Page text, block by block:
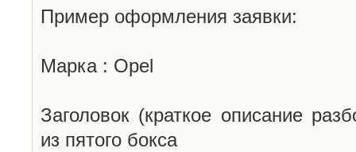
Пример оформления заявки:
Марка : Opel
Заголовок (краткое описание
из пятого бокса